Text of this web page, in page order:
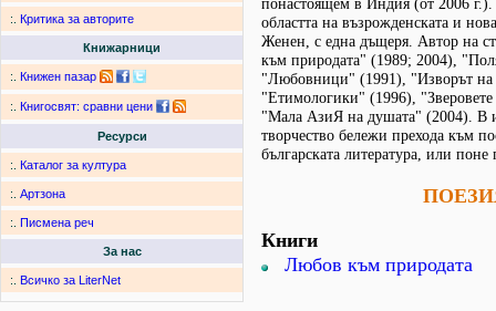
:. Критика за авторите
Книжарници
:. Книжен пазар
:. Книгосвят: сравни цени
Ресурси
:. Каталог за култура
:. Артзона
:. Писмена реч
За нас
:. Всичко за LiterNet
понастоящем в Индия (от 2006
областта на възрожденската и
Женен, с една дъщеря. Автор на
към природата" (1989; 2004),
"Любовници" (1991), "Изворът на
"Етимологики" (1996),
"Мала АзиЯ на душата" (2004). В
творчество бележи прехода към
българската литература, или поне
Книги
Любов към природата